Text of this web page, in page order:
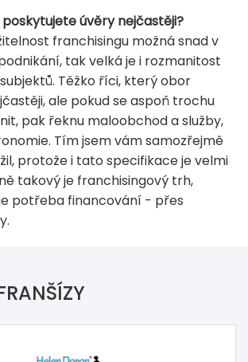
úvěry nejčastěji?
franchisingu možná snad v
tak velká je i rozmanitost
Těžko říci, který obor
ale pokud se aspoň trochu
pak řeknu maloobchod a služby,
Tím jsem vám samozřejmě
protože i tato specifikace je velmi
takový je franchisingový trh,
potřeba financování - přes